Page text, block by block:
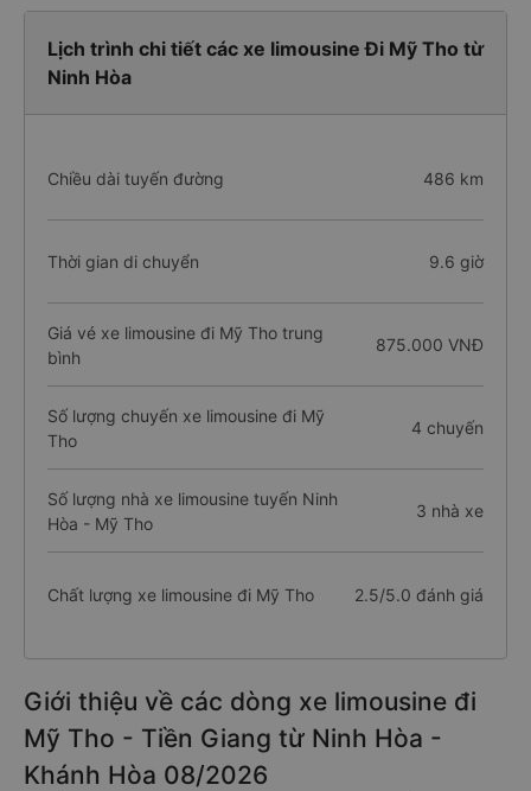
Lịch trình chi tiết các xe limousine Đi Mỹ Tho từ
Ninh Hòa
Chiều dài tuyến đường 486 km
Thời gian di chuyển 9.6 giờ
Giá vé xe limousine đi Mỹ Tho trung
bình
875.000 VNĐ
Số lượng chuyến xe limousine đi Mỹ
Tho
4 chuyến
Số lượng nhà xe limousine tuyến Ninh
Hòa - Mỹ Tho
3 nhà xe
Chất lượng xe limousine đi Mỹ Tho 2.5/5.0 đánh giá
Giới thiệu về các dòng xe limousine đi
Mỹ Tho - Tiền Giang từ Ninh Hòa -
Khánh Hòa 08/2026